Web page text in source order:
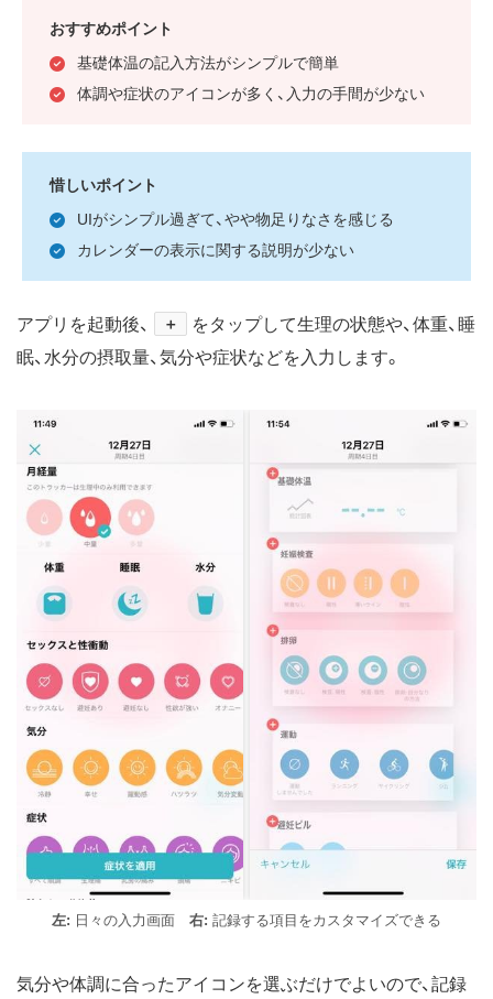
おすすめポイント
基礎体温の記入方法がシンプルで簡単
体調や症状のアイコンが多く、入力の手間が少ない
惜しいポイント
UIがシンプル過ぎて、やや物足りなさを感じる
カレンダーの表示に関する説明が少ない
アプリを起動後、 ＋
をタップして生理の状態や、体重、睡
眠、水分の摂取量、気分や症状などを入力します。
左: 日々の入力画面 右: 記録する項目をカスタマイズできる
気分や体調に合ったアイコンを選ぶだけでよいので、記録